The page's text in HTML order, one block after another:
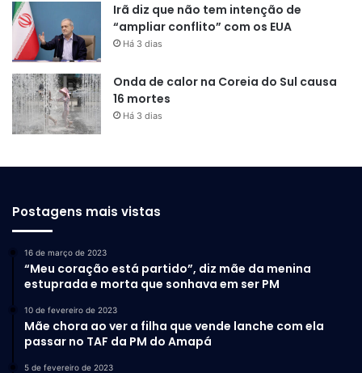
Irã diz que não tem intenção de
“ampliar conflito” com os EUA
Há 3 dias
Onda de calor na Coreia do Sul causa
16 mortes
Há 3 dias
Postagens mais vistas
16 de março de 2023
“Meu coração está partido”, diz mãe da menina
estuprada e morta que sonhava em ser PM
10 de fevereiro de 2023
Mãe chora ao ver a filha que vende lanche com ela
passar no TAF da PM do Amapá
5 de fevereiro de 2023